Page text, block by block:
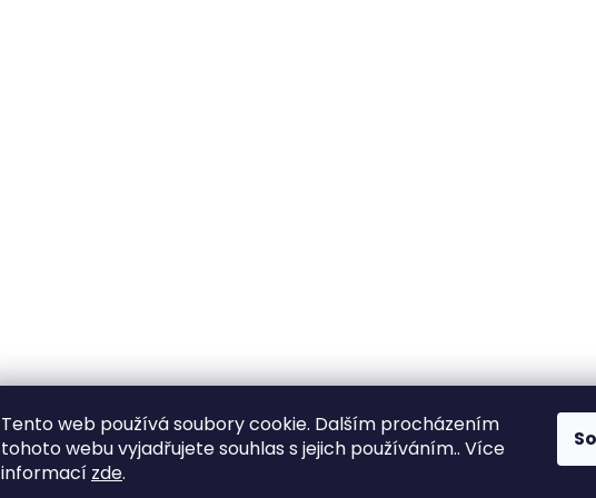
Tento web používá soubory cookie. Dalším procházením
tohoto webu vyjadřujete souhlas s jejich používáním.. Více
informací zde.